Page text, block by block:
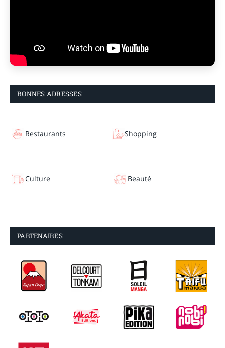
BONNES ADRESSES
Restaurants Shopping
Culture Beauté
PARTENAIRES